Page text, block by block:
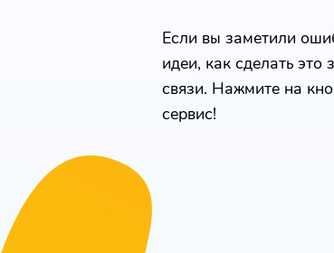
Если вы заметили
идеи, как сделать
связи. Нажмите на
сервис!